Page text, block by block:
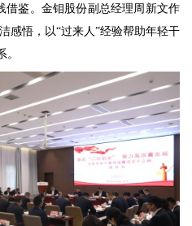
借鉴。金钼股份副总经理周新文作
感悟，以“过来人”经验帮助年轻干